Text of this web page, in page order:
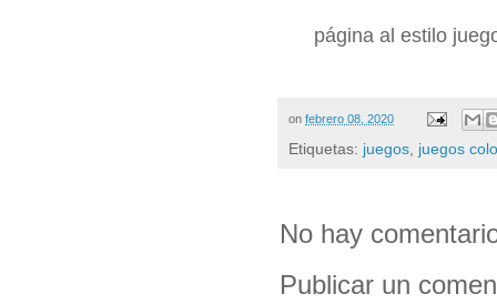
página al estilo
on febrero 08, 2020
Etiquetas: juegos juegos
No hay
Publicar un